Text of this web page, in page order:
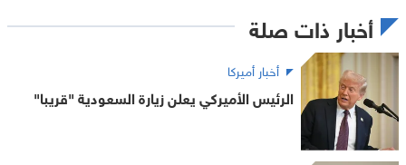
أخبار ذات صلة
أخبار أميركا
الرئيس الأميركي يعلن زيارة السعودية "قريبا"